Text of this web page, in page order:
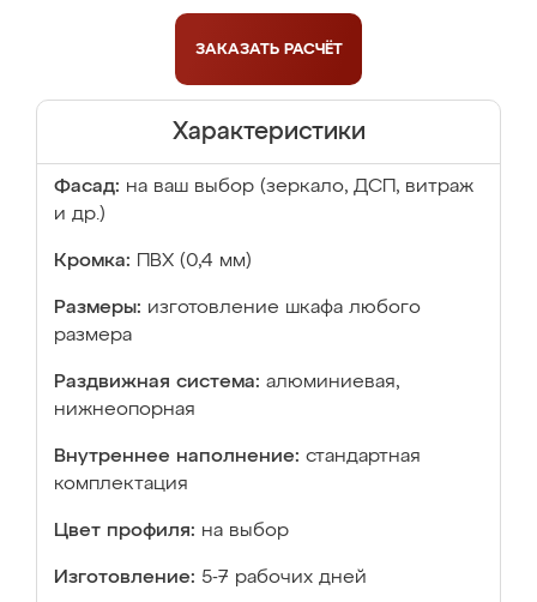
ЗАКАЗАТЬ РАСЧЁТ
Характеристики
Фасад: на ваш выбор (зеркало, ДСП, витраж
и др.)
Кромка: ПВХ (0,4 мм)
Размеры: изготовление шкафа любого
размера
Раздвижная система: алюминиевая,
нижнеопорная
Внутреннее наполнение: стандартная
комплектация
Цвет профиля: на выбор
Изготовление: 5-7 рабочих дней